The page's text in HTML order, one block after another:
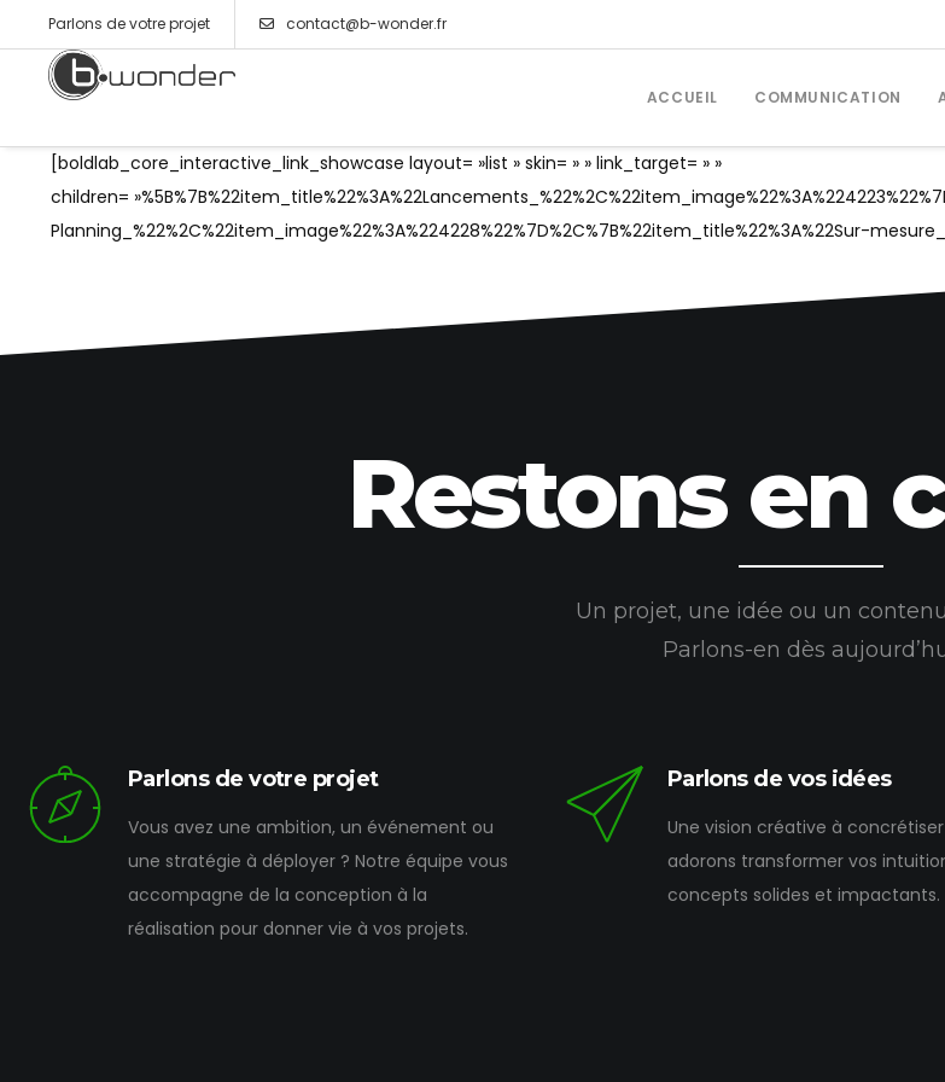
Parlons de votre projet contact@b-wonder.fr
ACCUEIL COMMUNICATION
[boldlab_core_interactive_link_showcase layout= »list » skin= » » link_target= » »
children=
Planning_%22%2C%22item_image%22%3A%224228%22%7D%2C%7B%22item_title%22%3A%22Sur-
Restons en
Un projet, une idée ou un
Parlons-en dès
Parlons de votre projet
Vous avez une ambition, un événement ou
une stratégie à déployer ? Notre équipe vous
accompagne de la conception à la
réalisation pour donner vie à vos projets.
Parlons de vos idées
Une vision créative à concrétiser
adorons transformer vos
concepts solides et impactants.